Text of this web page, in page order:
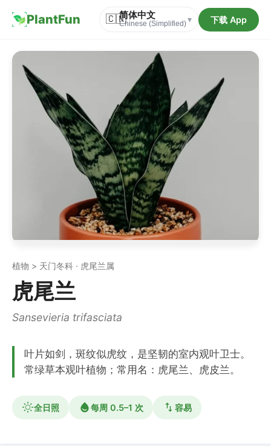
PlantFun 🇨🇳简体中文
Chinese (Simplified)▾ 下载 App
植物 > 天门冬科 · 虎尾兰属
虎尾兰
Sansevieria trifasciata
叶片如剑，斑纹似虎纹，是坚韧的室内观叶卫士。
常绿草本观叶植物；常用名：虎尾兰、虎皮兰。
全日照 每周 0.5–1 次 容易